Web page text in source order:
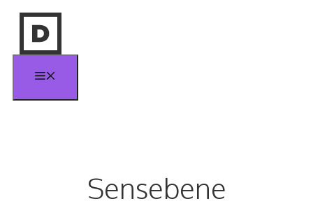
Saltar
contenido
Sensebene